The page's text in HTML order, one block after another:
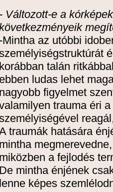
- Változott-e a
-Mintha az utóbbi
korábban talán
ebben ludas lehet
nagyobb figyelmet
trauma éri
traumák hatására
mintha
miközben a fejlodés
De mintha énjének
lenne képes